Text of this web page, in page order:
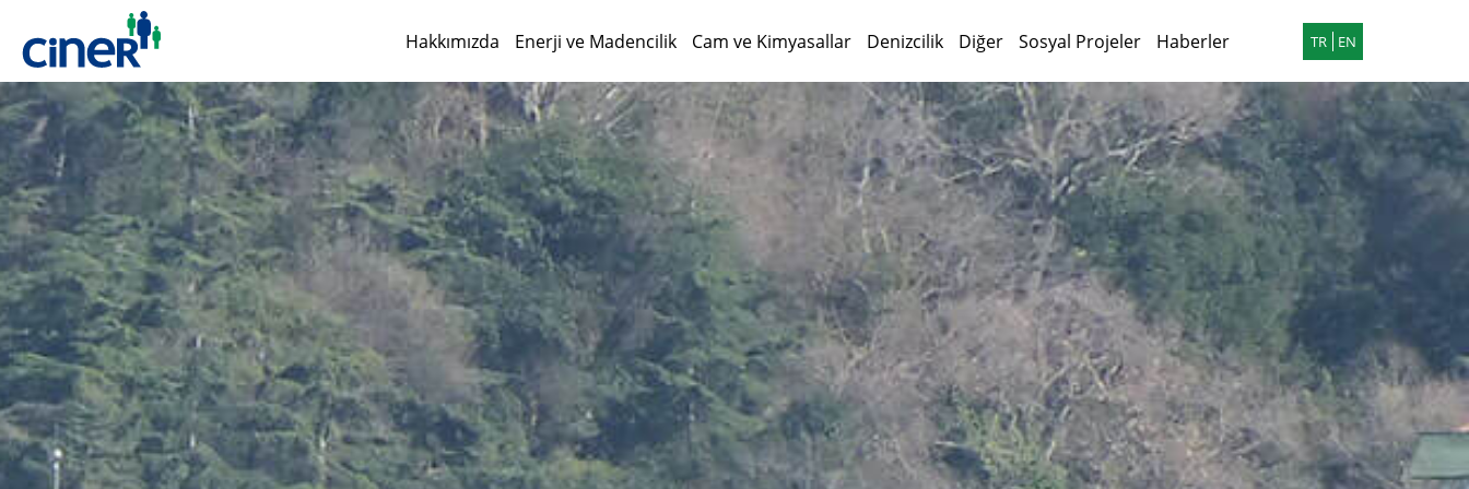
Hakkımızda Enerji ve Madencilik Cam ve Kimyasallar Denizcilik Diğer Sosyal Projeler Haberler TR EN